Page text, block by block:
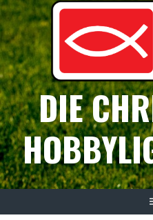
Springe
zum
Inhalt
DIE